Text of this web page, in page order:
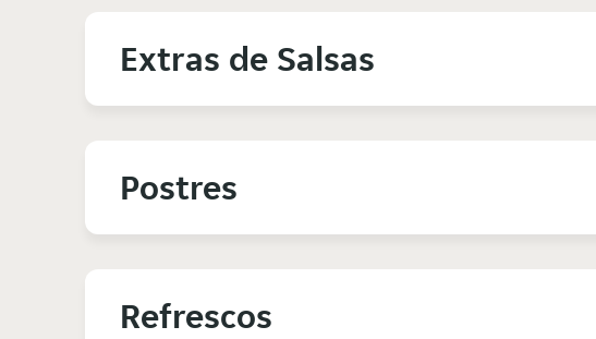
Extras de Salsas
Postres
Refrescos